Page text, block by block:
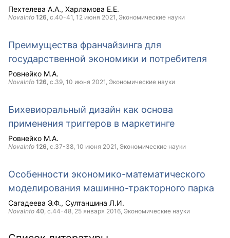
Пехтелева А.А. Харламова Е.Е.
NovaInfo 126, с.40-41, 12 июня 2021, Экономические науки
Преимущества франчайзинга для
государственной экономики и потребителя
Ровнейко М.А.
NovaInfo 126, с.39, 10 июня 2021, Экономические науки
Бихевиоральный дизайн как основа
применения триггеров в маркетинге
Ровнейко М.А.
NovaInfo 126, с.37-38, 10 июня 2021, Экономические науки
Особенности экономико-математического
моделирования машинно-тракторного парка
Сагадеева Э.Ф. Султаншина Л.И.
NovaInfo 40, с.44-48, 25 января 2016, Экономические науки